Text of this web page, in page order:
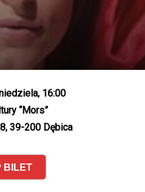
16:00
“Mors”
39-200 Dębica
BILET